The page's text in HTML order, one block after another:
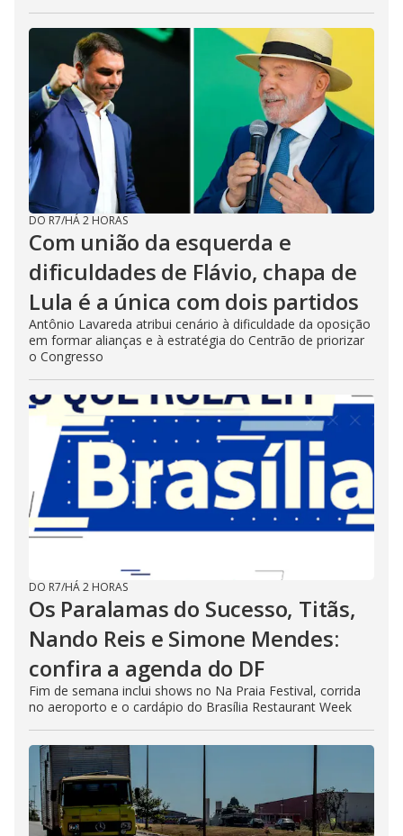
DO R7/HÁ 2 HORAS
Com união da esquerda e
dificuldades de Flávio, chapa de
Lula é a única com dois partidos
Antônio Lavareda atribui cenário à dificuldade da oposição
em formar alianças e à estratégia do Centrão de priorizar
o Congresso
DO R7/HÁ 2 HORAS
Os Paralamas do Sucesso, Titãs,
Nando Reis e Simone Mendes:
confira a agenda do DF
Fim de semana inclui shows no Na Praia Festival, corrida
no aeroporto e o cardápio do Brasília Restaurant Week